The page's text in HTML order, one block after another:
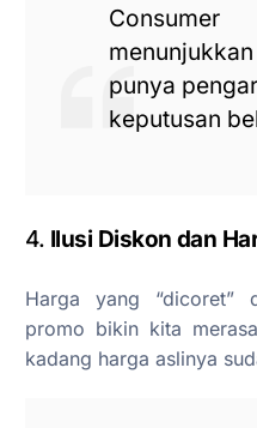
punya
keputusan
4. Ilusi Diskon dan
Harga yang “dicoret”
promo bikin kita
kadang harga aslinya